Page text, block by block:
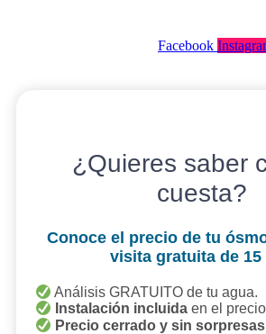
Facebook
¿Quieres saber
cuesta?
Conoce el precio de tu
visita gratuita de 15
Análisis GRATUITO de tu agua.
Instalación incluidaen el
Precio cerrado y sin